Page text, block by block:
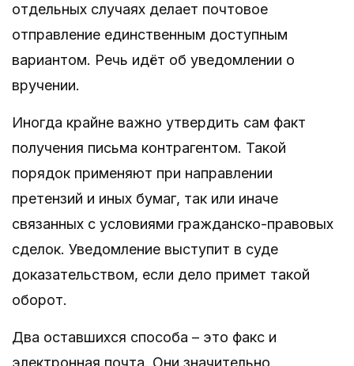
отдельных случаях делает почтовое
отправление единственным доступным
вариантом. Речь идёт об уведомлении о
вручении.
Иногда крайне важно утвердить сам факт
получения письма контрагентом. Такой
порядок применяют при направлении
претензий и иных бумаг, так или иначе
связанных с условиями гражданско-правовых
сделок. Уведомление выступит в суде
доказательством, если дело примет такой
оборот.
Два оставшихся способа – это факс и
электронная почта. Они значительно